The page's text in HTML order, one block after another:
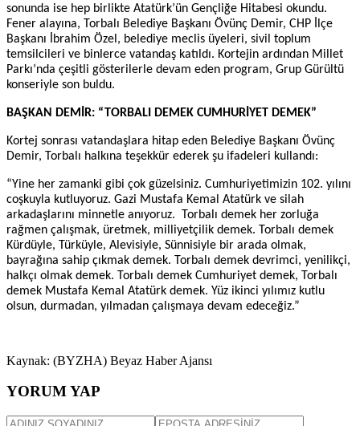
sonunda ise hep birlikte Atatürk’ün Gençliğe Hitabesi okundu.
Fener alayına, Torbalı Belediye Başkanı Övünç Demir, CHP İlçe
Başkanı İbrahim Özel, belediye meclis üyeleri, sivil toplum
temsilcileri ve binlerce vatandaş katıldı. Kortejin ardından Millet
Parkı’nda çeşitli gösterilerle devam eden program, Grup Gürültü
konseriyle son buldu.
BAŞKAN DEMİR: “TORBALI DEMEK CUMHURİYET DEMEK”
Kortej sonrası vatandaşlara hitap eden Belediye Başkanı Övünç
Demir, Torbalı halkına teşekkür ederek şu ifadeleri kullandı:
“Yine her zamanki gibi çok güzelsiniz. Cumhuriyetimizin 102. yılını
coşkuyla kutluyoruz. Gazi Mustafa Kemal Atatürk ve silah
arkadaşlarını minnetle anıyoruz. Torbalı demek her zorluğa
rağmen çalışmak, üretmek, milliyetçilik demek. Torbalı demek
Kürdüyle, Türküyle, Alevisiyle, Sünnisiyle bir arada olmak,
bayrağına sahip çıkmak demek. Torbalı demek devrimci, yenilikçi,
halkçı olmak demek. Torbalı demek Cumhuriyet demek, Torbalı
demek Mustafa Kemal Atatürk demek. Yüz ikinci yılımız kutlu
olsun, durmadan, yılmadan çalışmaya devam edeceğiz.”
Kaynak: (BYZHA) Beyaz Haber Ajansı
YORUM YAP